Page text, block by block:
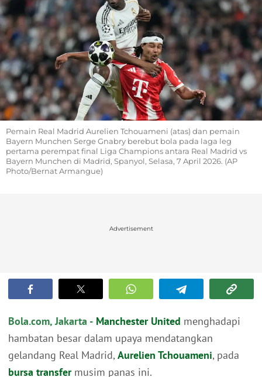
Pemain Real Madrid Aurelien Tchouameni (atas) dan pemain
Bayern Munchen Serge Gnabry berebut bola pada laga leg
pertama perempat final Liga Champions antara Real Madrid vs
Bayern Munchen di Madrid, Spanyol, Selasa, 7 April 2026. (AP
Photo/Bernat Armangue)
Advertisement
Bola.com, Jakarta - Manchester United menghadapi
hambatan besar dalam upaya mendatangkan
gelandang Real Madrid, Aurelien Tchouameni, pada
bursa transfermusim panas ini.